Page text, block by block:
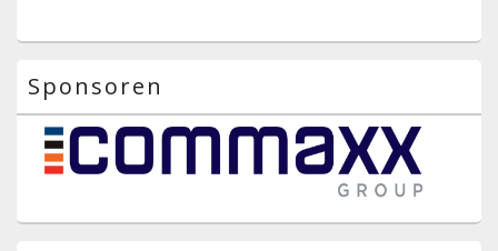
Sponsoren